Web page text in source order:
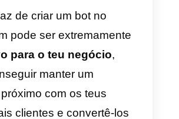
divulgar os seus
e ter contato direto com
no Telegram. Muitas
usam este canal para
as vendas